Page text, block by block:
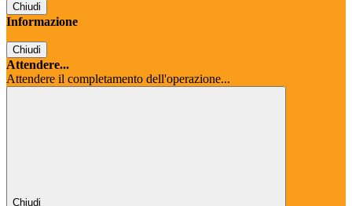
Chiudi
Informazione
Chiudi
Attendere...
Attendere il completamento dell'operazione...
Chiudi